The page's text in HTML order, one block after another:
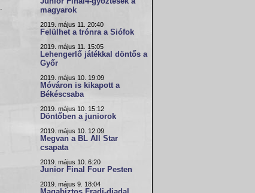
magyarok
2019. május 11. 20:40
Felülhet a trónra a Siófok
2019. május 11. 15:05
Lehengerlő játékkal döntős a
Győr
2019. május 10. 19:09
Móváron is kikapott a
Békéscsaba
2019. május 10. 15:12
Döntőben a juniorok
2019. május 10. 12:09
Megvan a BL All Star
csapata
2019. május 10. 6:20
Junior Final Four Pesten
2019. május 9. 18:04